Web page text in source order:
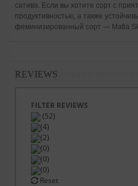
сатива. Если вы хотите сорт с
продуктивностью, а также
феминизированный сорт — Mafia
REVIEWS
FILTER REVIEWS
(52)
(4)
(2)
(0)
(0)
(0)
Reset